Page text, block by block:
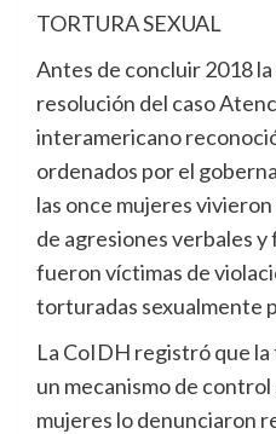
TORTURA SEXUAL
Antes de concluir 2018
resolución del caso
interamericano
ordenados por el
las once mujeres
de agresiones verbales y
fueron víctimas de
torturadas sexualmente
La CoIDH registró que
un mecanismo de control
mujeres lo denunciaron